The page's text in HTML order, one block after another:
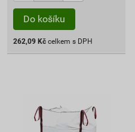
Do košíku
262,09 Kč celkem s DPH